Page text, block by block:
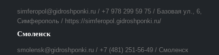
simferopol@gidroshponki.ru / +7 978 299 59 75 / Базовая ул., 6,
Симферополь / https://simferopol.gidroshponki.ru/
Смоленск
smolensk@gidroshponki.ru / +7 (481) 251-56-49 / Смоленск